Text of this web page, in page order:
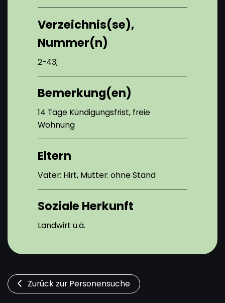
Verzeichnis(se),
Nummer(n)
2-43;
Bemerkung(en)
14 Tage Kündigungsfrist, freie
Wohnung
Eltern
Vater: Hirt, Mutter: ohne Stand
Soziale Herkunft
Landwirt u.ä.
Zurück zur Personensuche